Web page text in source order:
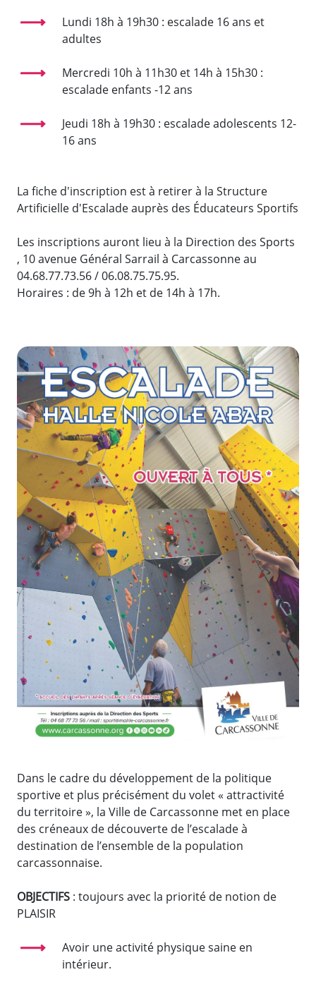
Lundi 18h à 19h30 : escalade 16 ans et
adultes
Mercredi 10h à 11h30 et 14h à 15h30 :
escalade enfants -12 ans
Jeudi 18h à 19h30 : escalade adolescents 12-
16 ans
La fiche d'inscription est à retirer à la Structure
Artificielle d'Escalade auprès des Éducateurs Sportifs
Les inscriptions auront lieu à la Direction des Sports
, 10 avenue Général Sarrail à Carcassonne au
04.68.77.73.56 / 06.08.75.75.95.
Horaires : de 9h à 12h et de 14h à 17h.
Zoom de l'image
Dans le cadre du développement de la politique
sportive et plus précisément du volet « attractivité
du territoire », la Ville de Carcassonne met en place
des créneaux de découverte de l’escalade à
destination de l’ensemble de la population
carcassonnaise.
OBJECTIFS : toujours avec la priorité de notion de
PLAISIR
Avoir une activité physique saine en
intérieur.